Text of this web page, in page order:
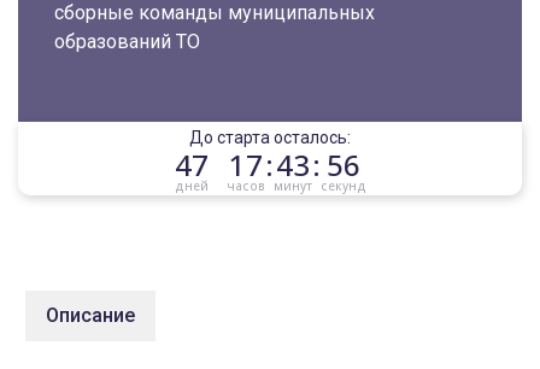
До старта осталось:
47
дней
17
часов
:43
минут
: 56
секунд
сборные команды муниципальных
образований ТО
Описание